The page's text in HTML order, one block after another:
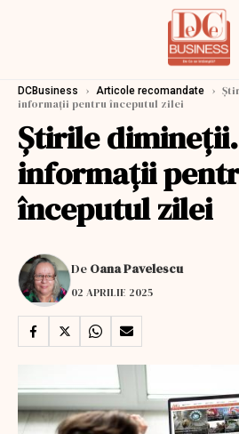
DCBusiness › Articole recomandate ›
informații pentru începutul zilei
Știrile
informații
începutul zilei
De Oana Pavelescu
02 APRILIE 2025